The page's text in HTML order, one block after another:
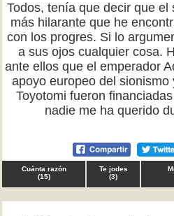
Todos, tenía que decir que
más hilarante que he
con los progres. Si lo
a sus ojos cualquier cosa.
ante ellos que el emperador
apoyo europeo del
Toyotomi fueron
nadie me ha querido
Cuánta razón
(15)
Te jodes
(3)